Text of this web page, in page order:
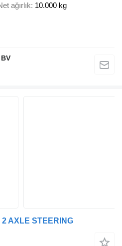
ağırlık 10.000 kg
AXLE STEERING